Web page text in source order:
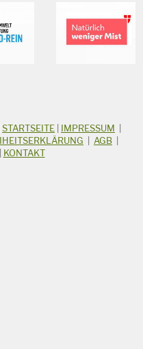
STARTSEITE IMPRESSUM
AGB
KONTAKT